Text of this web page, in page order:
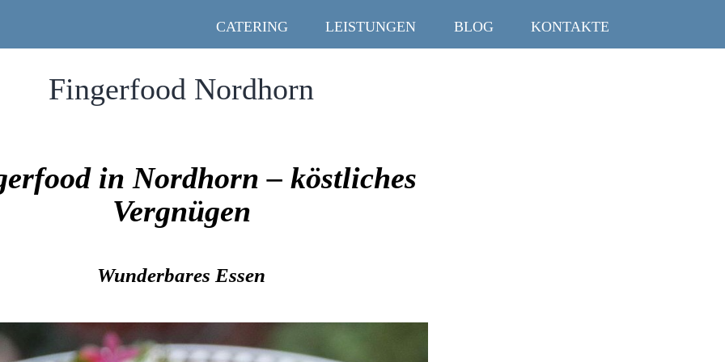
CATERING LEISTUNGEN BLOG KONTAKTE
Fingerfood Nordhorn
in Nordhorn – köstliches
Vergnügen
Wunderbares Essen